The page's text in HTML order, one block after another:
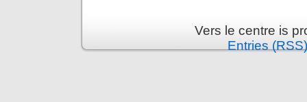
Vers le centre is
Entries (RSS)